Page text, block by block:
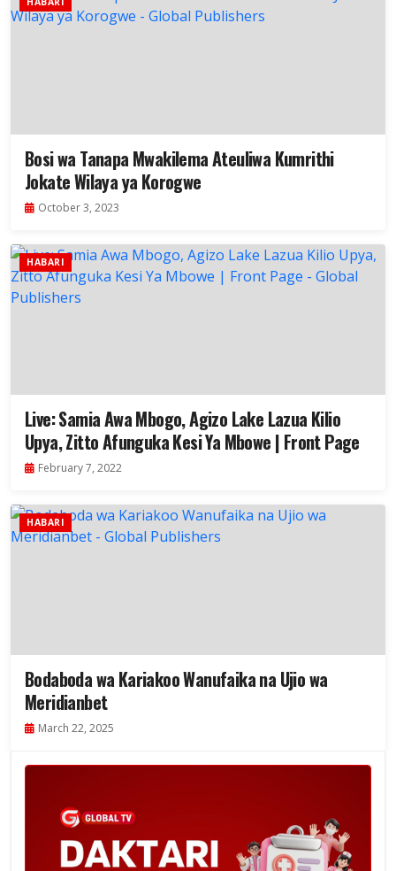
Bosi wa Tanapa Mwakilema Ateuliwa Kumrithi
Jokate Wilaya ya Korogwe
October 3, 2023
HABARI
Live: Samia Awa Mbogo, Agizo Lake Lazua Kilio
Upya, Zitto Afunguka Kesi Ya Mbowe | Front Page
February 7, 2022
HABARI
Bodaboda wa Kariakoo Wanufaika na Ujio wa
Meridianbet
March 22, 2025